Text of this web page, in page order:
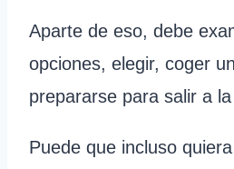
Aparte de eso, debe
opciones, elegir, coger
prepararse para salir a
Puede que incluso